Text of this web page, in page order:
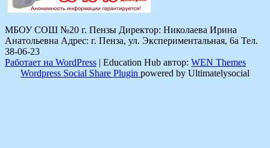
МБОУ СОШ №20 г. Пензы Директор: Николаева Ирина
Анатольевна Адрес: г. Пенза, ул. Экспериментальная, 6а Тел.
38-06-23
Работает на WordPress | Education Hub автор: WEN Themes
Wordpress Social Share Plugin powered by Ultimatelysocial